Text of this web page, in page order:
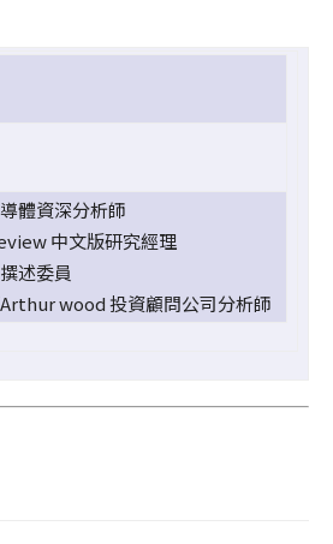
體資深分析師
中文版研究經理
述委員
wood 投資顧問公司分析師